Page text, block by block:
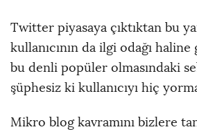
Twitter piyasaya çıktıktan bu
kullanıcının da ilgi odağı haline
bu denli popüler olmasındaki
şüphesiz ki kullanıcıyı hiç
Mikro blog kavramını bizlere